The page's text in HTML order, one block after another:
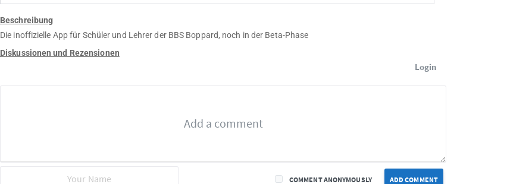
Beschreibung
Die inoffizielle App für Schüler und Lehrer der BBS Boppard, noch in der Beta-Phase
Diskussionen und Rezensionen
Login
ADD COMMENT
COMMENT ANONYMOUSLY